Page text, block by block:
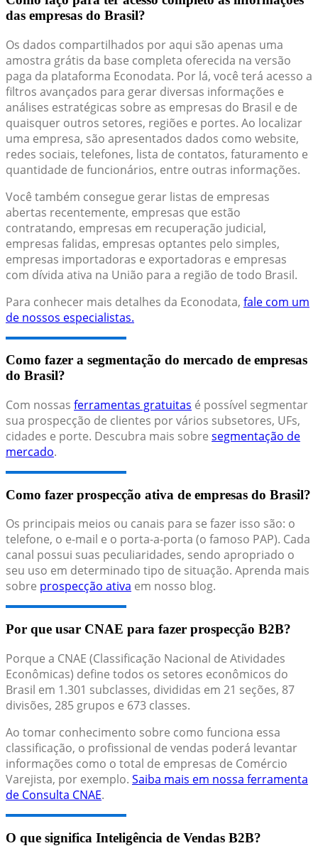
das empresas do Brasil?
Os dados compartilhados por aqui são apenas uma
amostra grátis da base completa oferecida na versão
paga da plataforma Econodata. Por lá, você terá acesso a
filtros avançados para gerar diversas informações e
análises estratégicas sobre as empresas do Brasil e de
quaisquer outros setores, regiões e portes. Ao localizar
uma empresa, são apresentados dados como website,
redes sociais, telefones, lista de contatos, faturamento e
quantidade de funcionários, entre outras informações.
Você também consegue gerar listas de empresas
abertas recentemente, empresas que estão
contratando, empresas em recuperação judicial,
empresas falidas, empresas optantes pelo simples,
empresas importadoras e exportadoras e empresas
com dívida ativa na União para a região de todo Brasil.
Para conhecer mais detalhes da Econodata, fale com um
de nossos especialistas.
Como fazer a segmentação do mercado de empresas
do Brasil?
Com nossas ferramentas gratuitas é possível segmentar
sua prospecção de clientes por vários subsetores, UFs,
cidades e porte. Descubra mais sobre segmentação de
mercado.
Como fazer prospecção ativa de empresas do Brasil?
Os principais meios ou canais para se fazer isso são: o
telefone, o e-mail e o porta-a-porta (o famoso PAP). Cada
canal possui suas peculiaridades, sendo apropriado o
seu uso em determinado tipo de situação. Aprenda mais
sobre prospecção ativa em nosso blog.
Por que usar CNAE para fazer prospecção B2B?
Porque a CNAE (Classificação Nacional de Atividades
Econômicas) define todos os setores econômicos do
Brasil em 1.301 subclasses, divididas em 21 seções, 87
divisões, 285 grupos e 673 classes.
Ao tomar conhecimento sobre como funciona essa
classificação, o profissional de vendas poderá levantar
informações como o total de empresas de Comércio
Varejista, por exemplo. Saiba mais em nossa ferramenta
de Consulta CNAE.
O que significa Inteligência de Vendas B2B?